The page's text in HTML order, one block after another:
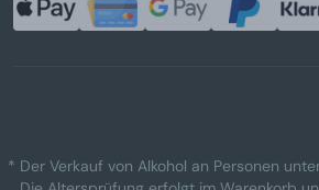
* Der Verkauf von Alkohol an Personen